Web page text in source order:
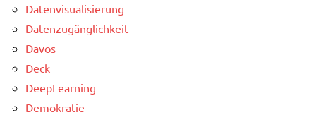
Datenvisualisierung
Datenzugänglichkeit
Davos
Deck
DeepLearning
Demokratie